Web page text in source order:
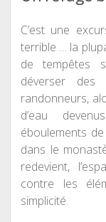
C’est une
terrible … la
de tempêtes
déverser des
randonneurs,
d’eau
éboulements
dans le
redevient,
contre les
simplicité.